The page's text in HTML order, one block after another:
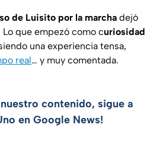
de Luisito por la marcha dejó
que empezó como curiosidad
una experiencia tensa,
real… y muy comentada.
contenido, sigue a
en Google News!